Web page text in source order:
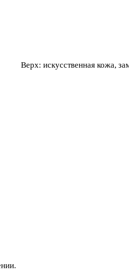
Верх: искусственная кожа,